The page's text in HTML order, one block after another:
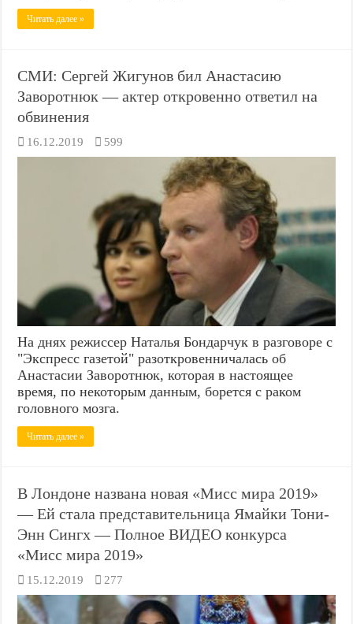
Читать далее »
СМИ: Сергей Жигунов бил Анастасию
Заворотнюк — актер откровенно ответил на
обвинения
16.12.2019 599
На днях режиссер Наталья Бондарчук в разговоре с
"Экспресс газетой" разоткровенничалась об
Анастасии Заворотнюк, которая в настоящее
время, по некоторым данным, борется с раком
головного мозга.
Читать далее »
В Лондоне названа новая «Мисс мира 2019»
— Ей стала представительница Ямайки Тони-
Энн Сингх — Полное ВИДЕО конкурса
«Мисс мира 2019»
15.12.2019 277